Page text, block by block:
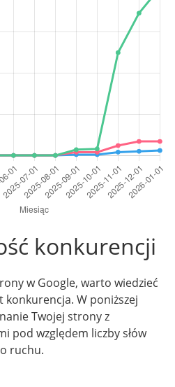
konkurencji
w Google, warto wiedzieć
W poniższej
Twojej strony z
pod względem liczby słów
ruchu.